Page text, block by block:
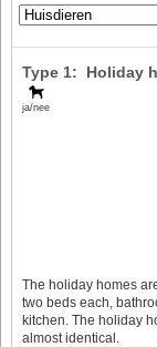
ja/nee
Type 1: Holiday
The holiday homes
two beds each,
kitchen. The holiday
almost identical.